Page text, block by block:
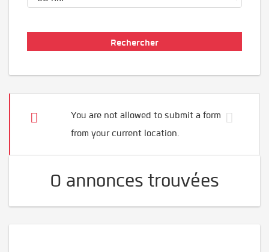
You are not allowed to submit a form
from your current location.
0 annonces trouvées